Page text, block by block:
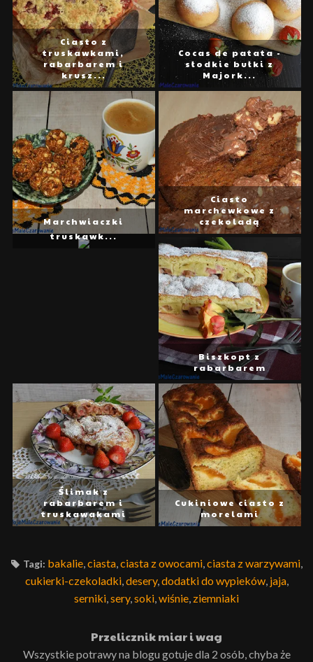
Ciasto z
truskawkami,
rabarbarem i
krusz...
Cocas de patata -
słodkie bułki z
Majork...
Marchwiaczki
Ciasto
marchewkowe z
czekoladą
Rustykalna tarta z
rabarbarem i
truskawk...
Biszkopt z
rabarbarem
Ślimak z
rabarbarem i
truskawakami
Cukiniowe ciasto z
morelami
Tagi: bakalie, ciasta, ciasta z owocami, ciasta z warzywami,
cukierki-czekoladki, desery, dodatki do wypieków, jaja,
serniki sery, soki wiśnie ziemniaki
Przelicznik miar i wag
Wszystkie potrawy na blogu gotuje dla 2 osób, chyba że